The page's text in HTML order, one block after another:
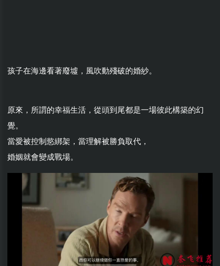
孩子在海邊看著廢墟，風吹動殘破的婚紗。
原來，所謂的幸福生活，從頭到尾都是一場彼此構築的幻
覺。
當愛被控制慾綁架，當理解被勝負取代，
婚姻就會變成戰場。